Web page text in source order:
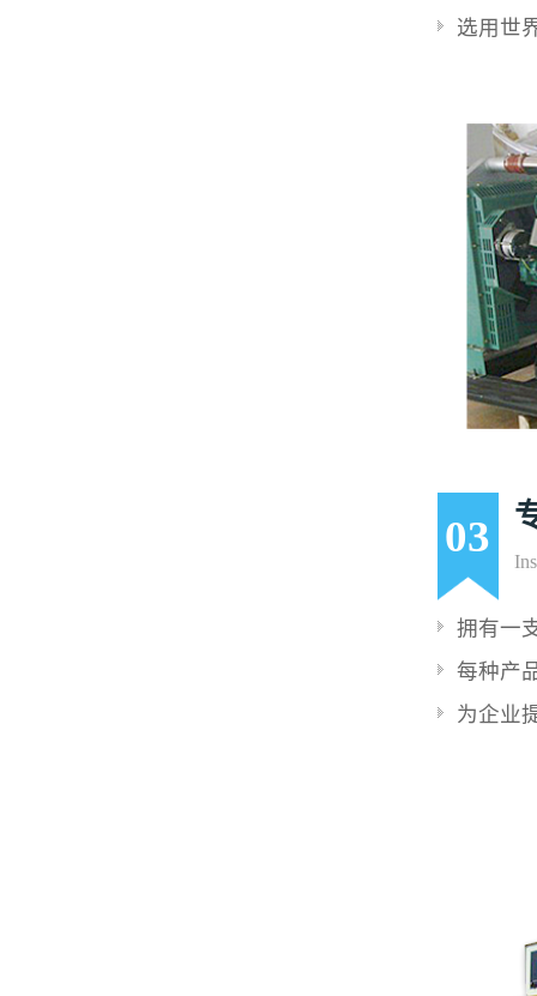
选用世
03
拥有一
每种产
为企业